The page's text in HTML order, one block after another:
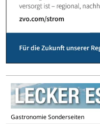
Gastronomie Sonderseiten